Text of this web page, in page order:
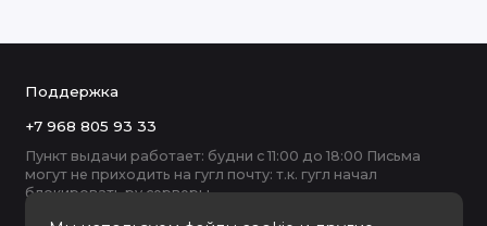
Поддержка
+7 968 805 93 33
Пункт выдачи работает: будни с 11:00 до 18:00 Письма
могут не приходить на гугл почту: т.к. гугл начал
блокировать ру серверы